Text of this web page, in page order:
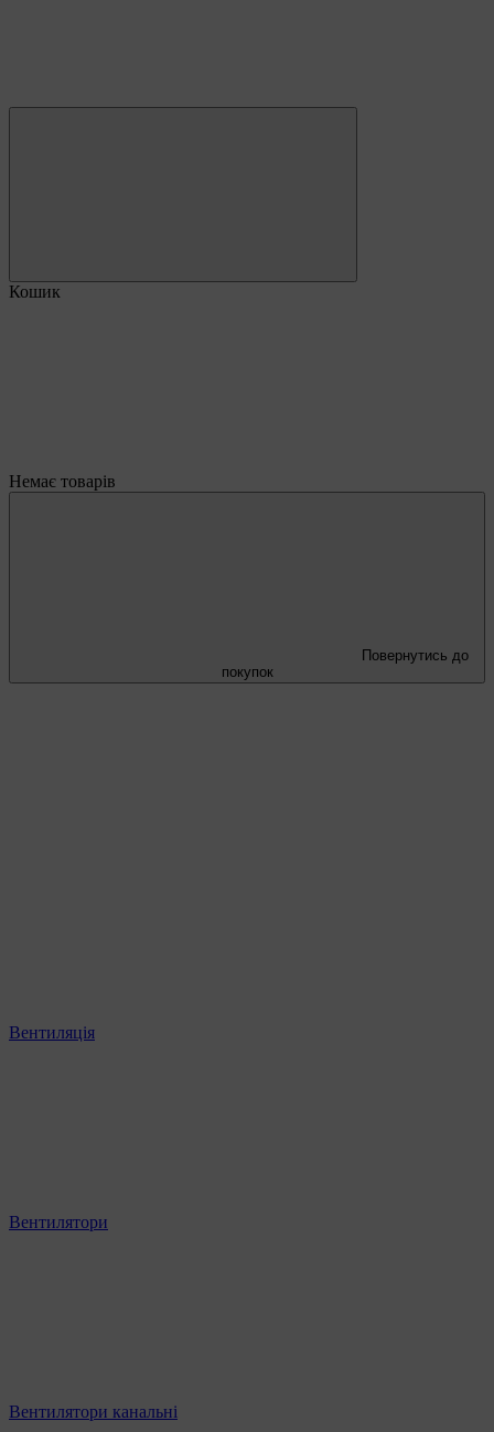
Кошик
Немає товарів
Повернутись до
покупок
Вентиляція
Вентилятори
Вентилятори канальні